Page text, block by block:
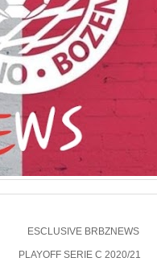
ESCLUSIVE BRBZNEWS
PLAYOFF SERIE C 2020/21